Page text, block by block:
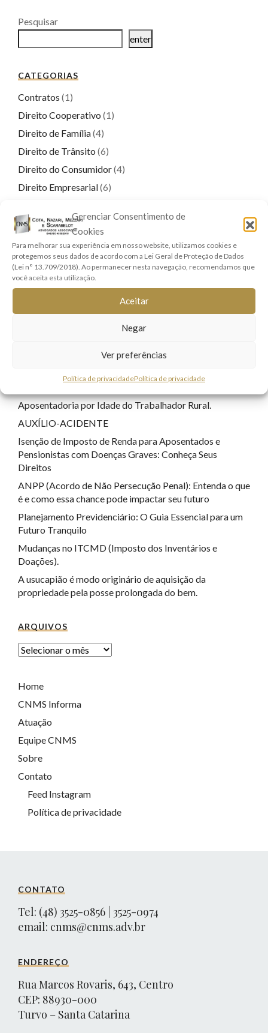
Gerenciar Consentimento de
Cookies
Para melhorar sua experiência em nosso website, utilizamos cookies e
protegemos seus dados de acordo com a Lei Geral de Proteção de Dados
(Lei n° 13.709/2018). Ao permanecer nesta navegação, recomendamos que
você aceita esta utilização.
Aceitar
Negar
Ver preferências
Política de privacidadePolítica de privacidade
Pesquisar
enter
CATEGORIAS
Contratos (1)
Direito Cooperativo (1)
Direito de Família(4)
Direito de Trânsito (6)
Direito do Consumidor(4)
Direito Empresarial(6)
Direito Previdenciário (9)
Direitos Real e Imobiliário
Família e Sucessões(9)
Lei Geral de Proteção de Dados
Responsabilidade Civil(8)
POSTS RECENTES
Aposentadoria por Idade do Trabalhador Rural.
AUXÍLIO-ACIDENTE
Isenção de Imposto de Renda para Aposentados e
Pensionistas com Doenças Graves: Conheça Seus
Direitos
ANPP (Acordo de Não Persecução Penal): Entenda o que
é e como essa chance pode impactar seu futuro
Planejamento Previdenciário: O Guia Essencial para um
Futuro Tranquilo
Mudanças no ITCMD (Imposto dos Inventários e
Doações).
A usucapião é modo originário de aquisição da
propriedade pela posse prolongada do bem.
ARQUIVOS
Home
CNMS Informa
Atuação
Equipe CNMS
Sobre
Contato
Feed Instagram
Política de privacidade
CONTATO
Tel: (48) 3525-0856 | 3525-0974
email: cnms@cnms.adv.br
ENDEREÇO
Rua Marcos Rovaris, 643, Centro
CEP: 88930-000
Turvo – Santa Catarina